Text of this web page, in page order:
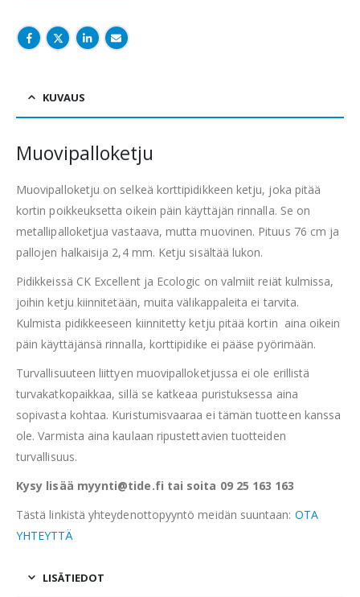
KUVAUS
Muovipalloketju
Muovipalloketju on selkeä korttipidikkeen ketju, joka pitää
kortin poikkeuksetta oikein päin käyttäjän rinnalla. Se on
metallipalloketjua vastaava, mutta muovinen. Pituus 76 cm ja
pallojen halkaisija 2,4 mm. Ketju sisältää lukon.
Pidikkeissä CK Excellent ja Ecologic on valmiit reiät kulmissa,
joihin ketju kiinnitetään, muita välikappaleita ei tarvita.
Kulmista pidikkeeseen kiinnitetty ketju pitää kortin aina oikein
päin käyttäjänsä rinnalla, korttipidike ei pääse pyörimään.
Turvallisuuteen liittyen muovipalloketjussa ei ole erillistä
turvakatkopaikkaa, sillä se katkeaa puristuksessa aina
sopivasta kohtaa. Kuristumisvaaraa ei tämän tuotteen kanssa
ole. Varmista aina kaulaan ripustettavien tuotteiden
turvallisuus.
Kysy lisää myynti@tide.fi tai soita 09 25 163 163
Tästä linkistä yhteydenottopyyntö meidän suuntaan: OTA
YHTEYTTÄ
LISÄTIEDOT